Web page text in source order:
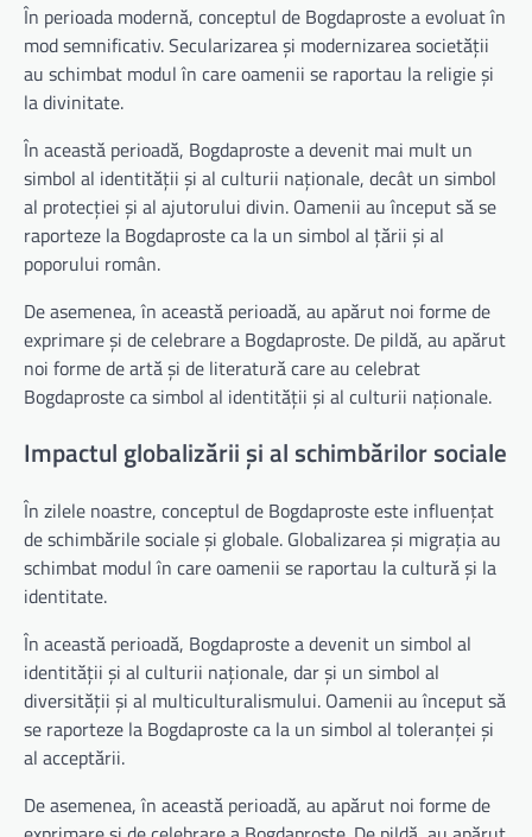
În perioada modernă, conceptul de Bogdaproste a evoluat în
mod semnificativ. Secularizarea și modernizarea societății
au schimbat modul în care oamenii se raportau la religie și
la divinitate.
În această perioadă, Bogdaproste a devenit mai mult un
simbol al identității și al culturii naționale, decât un simbol
al protecției și al ajutorului divin. Oamenii au început să se
raporteze la Bogdaproste ca la un simbol al țării și al
poporului român.
De asemenea, în această perioadă, au apărut noi forme de
exprimare și de celebrare a Bogdaproste. De pildă, au apărut
noi forme de artă și de literatură care au celebrat
Bogdaproste ca simbol al identității și al culturii naționale.
Impactul globalizării și al schimbărilor sociale
În zilele noastre, conceptul de Bogdaproste este influențat
de schimbările sociale și globale. Globalizarea și migrația au
schimbat modul în care oamenii se raportau la cultură și la
identitate.
În această perioadă, Bogdaproste a devenit un simbol al
identității și al culturii naționale, dar și un simbol al
diversității și al multiculturalismului. Oamenii au început să
se raporteze la Bogdaproste ca la un simbol al toleranței și
al acceptării.
De asemenea, în această perioadă, au apărut noi forme de